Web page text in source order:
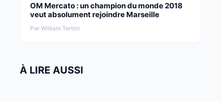
OM Mercato : un champion du monde 2018
veut absolument rejoindre Marseille
Par William Tertrin
À LIRE AUSSI